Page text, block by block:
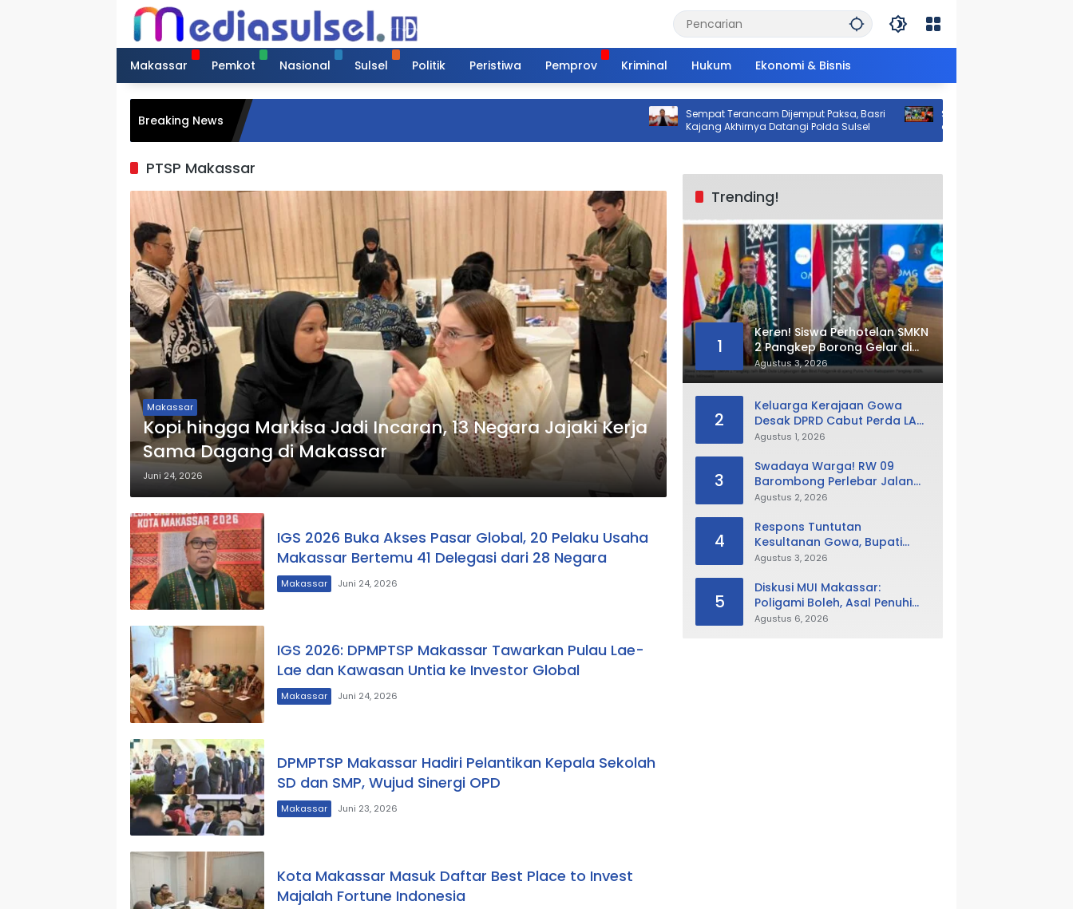
Makassar
Pemkot Nasional Sulsel Politik Peristiwa Pemprov Kriminal Hukum Ekonomi & Bisnis
Breaking News
Sempat Terancam Dijemput Paksa, Basri
Kajang Akhirnya Datangi Polda Sulsel
Sopir Truk Ditikam di SPBU Makassar,
akibat Monopoli Solar oleh
Logistik Alfamart B-LOG
PTSP Makassar
Makassar
Kopi hingga Markisa Jadi Incaran, 13 Negara Jajaki Kerja
Sama Dagang di Makassar
Juni 24, 2026
IGS 2026 Buka Akses Pasar Global, 20 Pelaku Usaha
Makassar Bertemu 41 Delegasi dari 28 Negara
Makassar Juni 24, 2026
IGS 2026: DPMPTSP Makassar Tawarkan Pulau Lae-
Lae dan Kawasan Untia ke Investor Global
Makassar Juni 24, 2026
DPMPTSP Makassar Hadiri Pelantikan Kepala Sekolah
SD dan SMP, Wujud Sinergi OPD
Makassar Juni 23, 2026
Kota Makassar Masuk Daftar Best Place to Invest
Majalah Fortune Indonesia
Trending!
1
Keren! Siswa Perhotelan SMKN
2 Pangkep Borong Gelar di
Putra Putri Pangkep 2026,
Sabet Best Duta Lingkungan
Agustus 3, 2026
2
Keluarga Kerajaan Gowa
Desak DPRD Cabut Perda LAD,
Istana Balla Lompoa Diminta
Agustus 1, 2026
3
Swadaya Warga! RW 09
Barombong Perlebar Jalan
Lingkungan, Minta Pemkot Tak
Agustus 2, 2026
4
Respons Tuntutan
Kesultanan Gowa, Bupati
Husniah Buka Peluang
Direvisi Bahkan Diganti
Agustus 3, 2026
5
Diskusi MUI Makassar:
Poligami Boleh, Asal Penuhi
Syarat Hukum Negara
Agustus 6, 2026